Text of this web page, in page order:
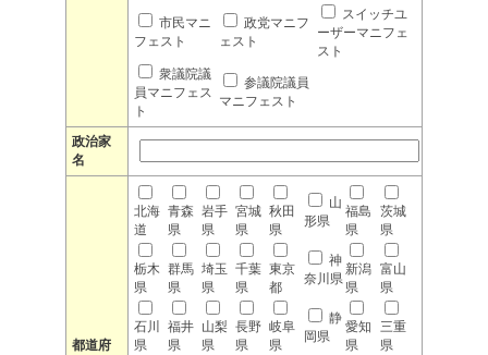
市民マニ
フェスト
政党マニフ
ェスト
スイッチユ
ーザーマニフェ
スト
衆議院議
員マニフェス
ト
参議院議員
マニフェスト
政治家
名
都道府
北海
道
青森
県
岩手
県
宮城
県
秋田
県
山
形県
福島
県
茨城
県
栃木
県
群馬
県
埼玉
県
千葉
県
東京
都
神
奈川県
新潟
県
富山
県
石川
県
福井
県
山梨
県
長野
県
岐阜
県
静
岡県
愛知
県
三重
県